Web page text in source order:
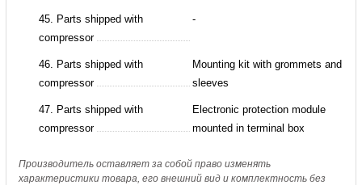
45. Parts shipped with
compressor
-
46. Parts shipped with
compressor
Mounting kit with grommets and
sleeves
47. Parts shipped with
compressor
Electronic protection module
mounted in terminal box
Производитель оставляет за собой право изменять
характеристики товара, его внешний вид и комплектность без